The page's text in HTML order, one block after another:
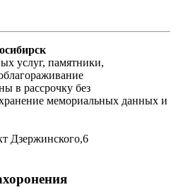
услуг, памятники,
в рассрочку без
мемориальных данных и
Дзержинского,6